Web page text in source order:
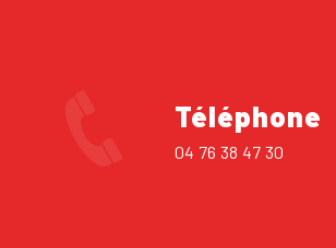
Téléphone
04 76 38 47 30